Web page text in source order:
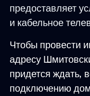
предоставляет
и кабельное
Чтобы провести
адресу
придется ждать,
подключению